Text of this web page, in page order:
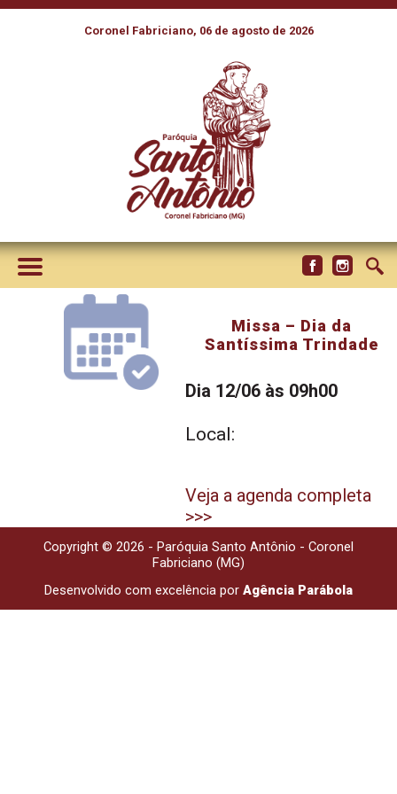
Coronel Fabriciano, 06 de agosto de 2026
Missa – Dia da
Santíssima Trindade
Dia 12/06 às 09h00
Local:
Veja a agenda completa
>>>
Copyright © 2026 - Paróquia Santo Antônio - Coronel
Fabriciano (MG)
Desenvolvido com excelência por Agência Parábola